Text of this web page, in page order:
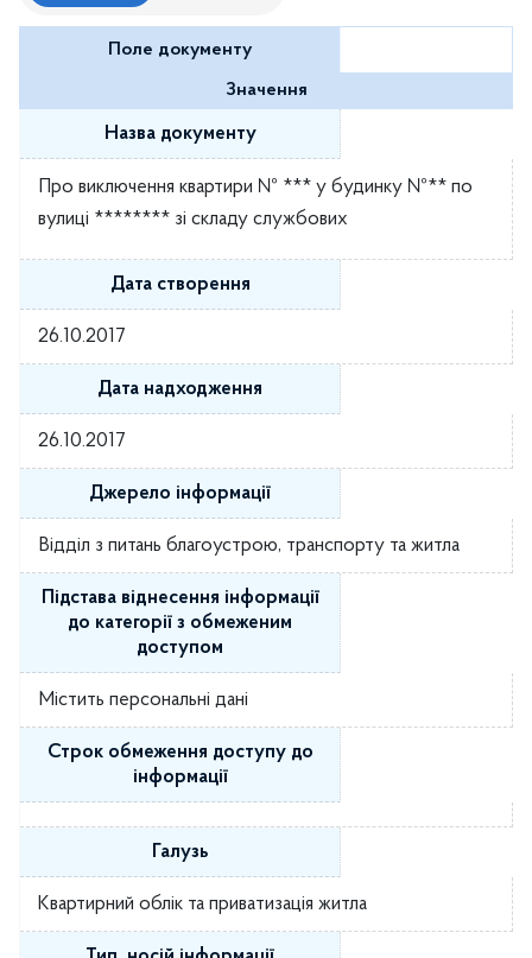
Рішення виконавчого комітету
Розпорядження районного голови
Регуляторні акти
Проекти рішень районної ради
Проєкти рішень виконавчого комітету
Поле документу
Значення
Назва документу
Про виключення квартири № *** у будинку №** по
вулиці ******** зі складу службових
Дата створення
26.10.2017
Дата надходження
26.10.2017
Джерело інформації
Відділ з питань благоустрою, транспорту та житла
Підстава віднесення інформації
до категорії з обмеженим
доступом
Містить персональні дані
Строк обмеження доступу до
інформації
Галузь
Квартирний облік та приватизація житла